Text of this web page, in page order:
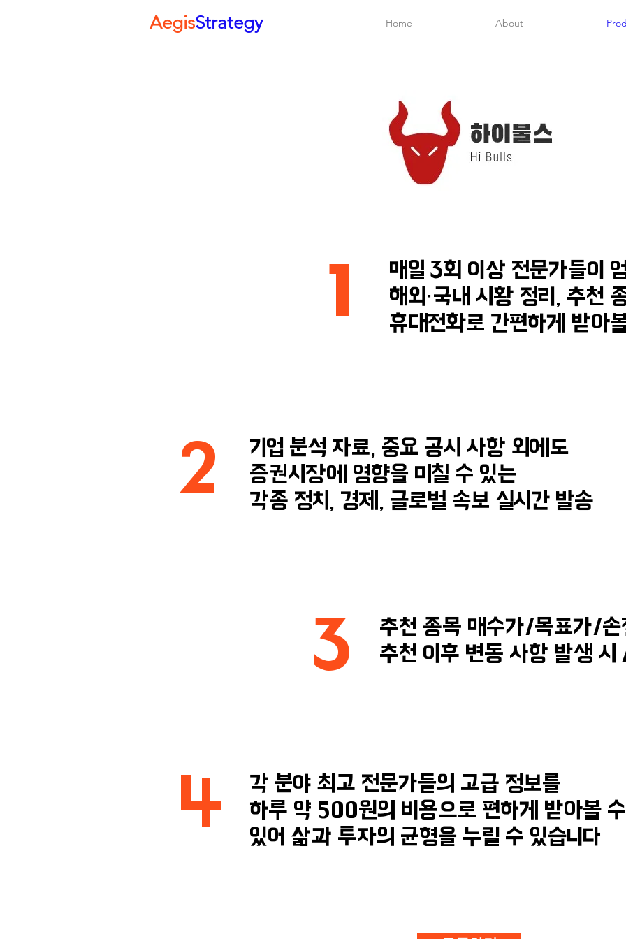
AegisStrategy Home About
1
매일 3회 이상 전문가들이
해외·국내 시황 정리, 추천
휴대전화로 간편하게 받아
2
기업 분석 자료, 중요 공시 사항 외에도
증권시장에 영향을 미칠 수 있는
각종 정치, 경제, 글로벌 속보 실시간 발송
3
추천 종목 매수가/목표가/손
추천 이후 변동 사항 발생
4
각 분야 최고 전문가들의 고급 정보를
하루 약 500원의 비용으로 편하게 받아볼 수
​있어 삶과 투자의 균형을​ 누릴 수 있습니다